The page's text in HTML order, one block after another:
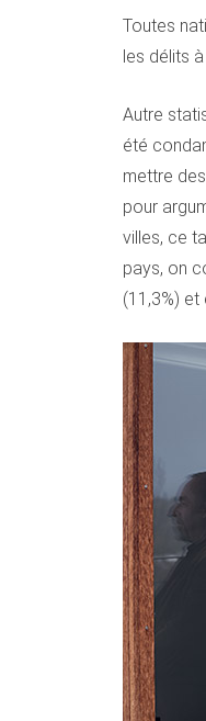
Toutes
les délits
Autre
été
mettre
pour
villes, ce
pays, on
(11,3%) et